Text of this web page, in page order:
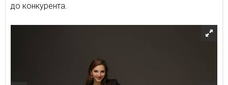
до конкурента.